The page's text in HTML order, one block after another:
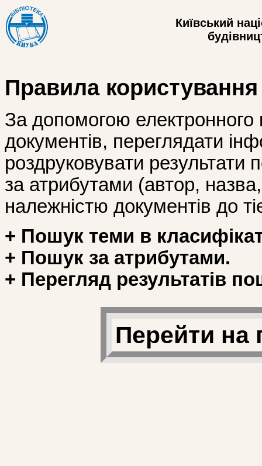
Київський
Правила
За допомогою
документів, переглядати
роздруковувати
за атрибутами (автор, назва,
належністю документів до
+ Пошук теми в
+ Пошук за атрибутами.
+ Перегляд результатів
Перейти на